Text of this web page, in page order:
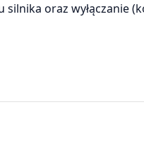
oraz wyłączanie